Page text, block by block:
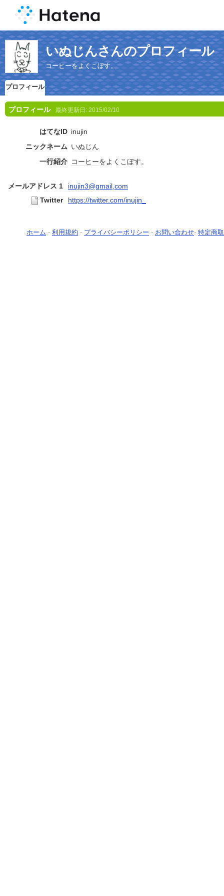
いぬじんさんのプロフィール
コーヒーをよくこぼす。
プロフィール
プロフィール 最終更新日: 2015/02/10
はてなID inujin
ニックネーム いぬじん
一行紹介 コーヒーをよくこぼす。
メールアドレス 1
inujin3@gmail,com
Twitter
https://twitter.com/inujin_
ホーム - 利用規約 - プライバシーポリシー - お問い合わせ- 特定商